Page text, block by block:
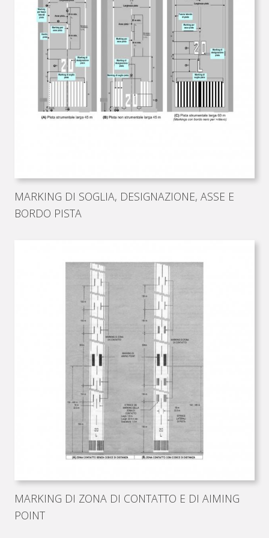
MARKING DI SOGLIA, DESIGNAZIONE, ASSE E
BORDO PISTA
MARKING DI ZONA DI CONTATTO E DI AIMING
POINT